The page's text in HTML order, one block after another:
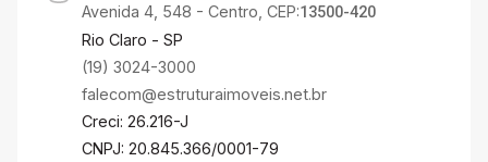
Avenida 4, 548 - Centro, CEP:13500-420
Rio Claro - SP
(19) 3024-3000
falecom@estruturaimoveis.net.br
Creci: 26.216-J
CNPJ: 20.845.366/0001-79